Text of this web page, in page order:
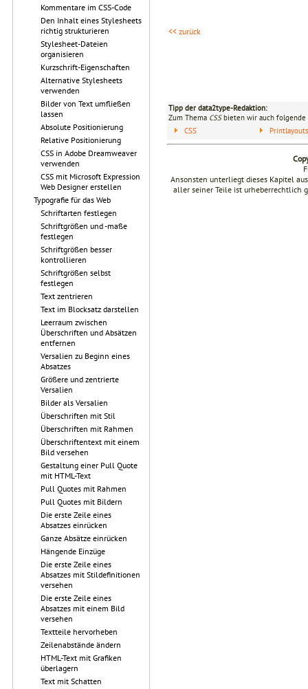
Kommentare im CSS-Code
Den Inhalt eines Stylesheets
richtig strukturieren
Stylesheet-Dateien
organisieren
Kurzschrift-Eigenschaften
Alternative Stylesheets
verwenden
Bilder von Text umfließen
lassen
Absolute Positionierung
Relative Positionierung
CSS in Adobe Dreamweaver
verwenden
CSS mit Microsoft Expression
Web Designer erstellen
Typografie für das Web
Schriftarten festlegen
Schriftgrößen und -maße
festlegen
Schriftgrößen besser
kontrollieren
Schriftgrößen selbst
festlegen
Text zentrieren
Text im Blocksatz darstellen
Leerraum zwischen
Überschriften und Absätzen
entfernen
Versalien zu Beginn eines
Absatzes
Größere und zentrierte
Versalien
Bilder als Versalien
Überschriften mit Stil
Überschriften mit Rahmen
Überschriftentext mit einem
Bild versehen
Gestaltung einer Pull Quote
mit HTML-Text
Pull Quotes mit Rahmen
Pull Quotes mit Bildern
Die erste Zeile eines
Absatzes einrücken
Ganze Absätze einrücken
Hängende Einzüge
Die erste Zeile eines
Absatzes mit Stildefinitionen
versehen
Die erste Zeile eines
Absatzes mit einem Bild
versehen
Textteile hervorheben
Zeilenabstände ändern
HTML-Text mit Grafiken
überlagern
Text mit Schatten
<< zurück
Tipp der data2type-Redaktion:
Zum Thema CSSbieten wir auch folgende
CSS
Ansonsten unterliegt dieses Kapitel
aller seiner Teile ist urheberrechtlich